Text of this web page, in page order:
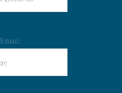
Email: